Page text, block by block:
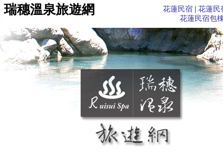
瑞穗溫泉旅遊網 花蓮民宿 | 花蓮民
花蓮民宿包